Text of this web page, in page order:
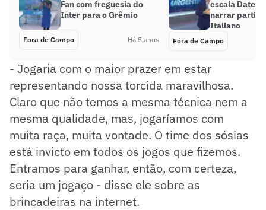
Fan com freguesia do
Inter para o Grêmio
Fora de Campo Há 5 anos
escala
narrar
Italiano
Fora de Campo
- Jogaria com o maior prazer em estar
representando nossa torcida maravilhosa.
Claro que não temos a mesma técnica nem a
mesma qualidade, mas, jogaríamos com
muita raça, muita vontade. O time dos sósias
está invicto em todos os jogos que fizemos.
Entramos para ganhar, então, com certeza,
seria um jogaço - disse ele sobre as
brincadeiras na internet.